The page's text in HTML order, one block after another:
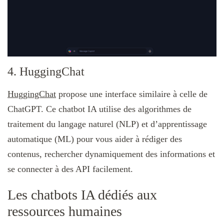
4. HuggingChat
HuggingChat propose une interface similaire à celle de
ChatGPT. Ce chatbot IA utilise des algorithmes de
traitement du langage naturel (NLP) et d’apprentissage
automatique (ML) pour vous aider à rédiger des
contenus, rechercher dynamiquement des informations et
se connecter à des API facilement.
Les chatbots IA dédiés aux
ressources humaines